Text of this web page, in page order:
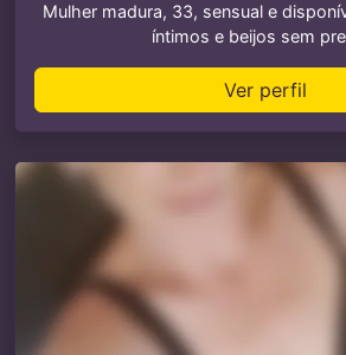
Mulher madura, 33, sensual e
íntimos e beijos sem
Ver perfil